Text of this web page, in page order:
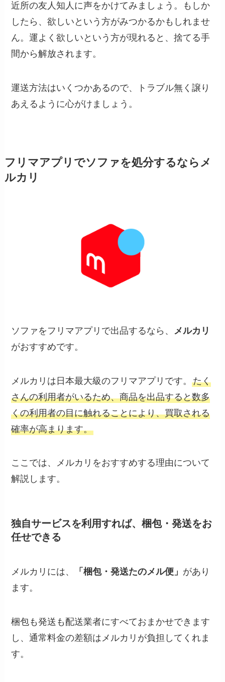
近所の友人知人に声をかけてみましょう。もしか
したら、欲しいという方がみつかるかもしれませ
ん。運よく欲しいという方が現れると、捨てる手
間から解放されます。
運送方法はいくつかあるので、トラブル無く譲り
あえるように心がけましょう。
フリマアプリでソファを処分するならメ
ルカリ
ソファをフリマアプリで出品するなら、
メルカリ
がおすすめです。
メルカリは日本最大級のフリマアプリです。たく
さんの利用者がいるため、商品を出品すると数多
くの利用者の目に触れることにより、買取される
確率が高まります。
ここでは、メルカリをおすすめする理由について
解説します。
独自サービスを利用すれば、梱包・発送をお
任せできる
メルカリには、 「梱包・発送たのメル便」 があり
ます。
梱包も発送も配送業者にすべておまかせできます
し、通常料金の差額はメルカリが負担してくれま
す。